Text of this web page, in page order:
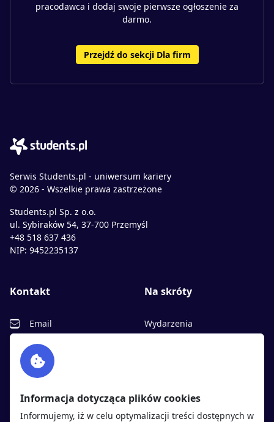
pracodawca i dodaj swoje pierwsze ogłoszenie za
darmo.
Przejdź do sekcji Dla firm
Serwis Students.pl - uniwersum kariery
© 2026 - Wszelkie prawa zastrzeżone
Students.pl Sp. z o.o.
ul. Sybiraków 54, 37-700 Przemyśl
+48 518 637 436
NIP: 9452235137
Kontakt
Email
Facebook
Twitter
Na skróty
Wydarzenia
Polityka cookies
Polityka prywatności
Informacja dotycząca plików cookies
Informujemy, iż w celu optymalizacji treści dostępnych w